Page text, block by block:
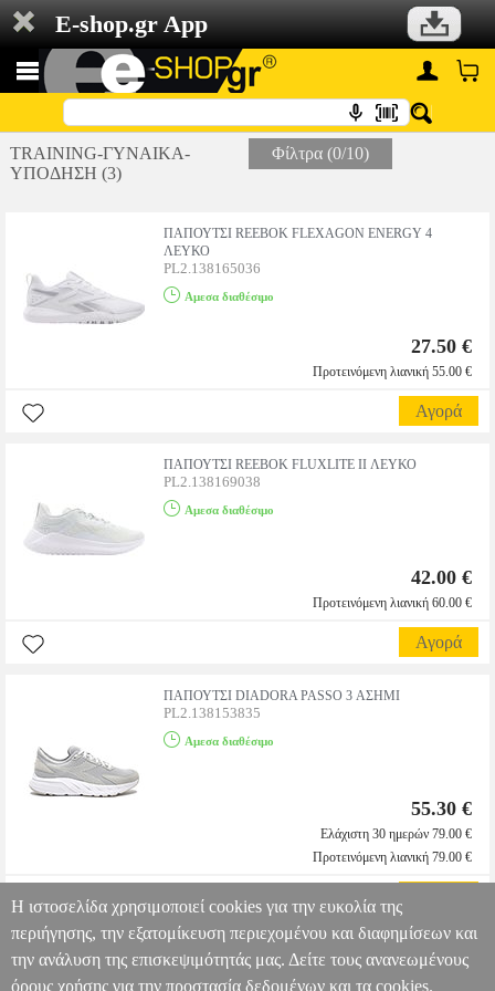
E-shop.gr App
TRAINING-ΓΥΝΑΙΚΑ-
ΥΠΟΔΗΣΗ (3)
Φίλτρα (0/10)
ΠΑΠΟΥΤΣΙ REEBOK FLEXAGON ENERGY 4
ΛΕΥΚΟ
PL2.138165036
Αμεσα διαθέσιμο
27.50 €
Προτεινόμενη λιανική 55.00 €
Αγορά
ΠΑΠΟΥΤΣΙ REEBOK FLUXLITE II ΛΕΥΚΟ
PL2.138169038
Αμεσα διαθέσιμο
42.00 €
Προτεινόμενη λιανική 60.00 €
Αγορά
ΠΑΠΟΥΤΣΙ DIADORA PASSO 3 ΑΣΗΜΙ
PL2.138153835
Αμεσα διαθέσιμο
55.30 €
Ελάχιστη 30 ημερών 79.00 €
Προτεινόμενη λιανική 79.00 €
Η ιστοσελίδα χρησιμοποιεί cookies για την ευκολία της
περιήγησης, την εξατομίκευση περιεχομένου και διαφημίσεων και
την ανάλυση της επισκεψιμότητάς μας. Δείτε τους ανανεωμένους
όρους χρήσης για την προστασία δεδομένων και τα cookies.